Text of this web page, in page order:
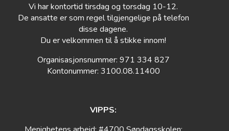
Vi har kontortid tirsdag og torsdag 10-12.
De ansatte er som regel tilgjengelige på telefon
disse dagene.
Du er velkommen til å stikke innom!
Organisasjonsnummer: 971 334 827
Kontonummer: 3100.08.11400
VIPPS: